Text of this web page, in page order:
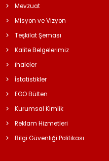
Mevzuat
Misyon ve Vizyon
Teşkilat Şeması
Kalite Belgelerimiz
İhaleler
İstatistikler
EGO Bülten
Kurumsal Kimlik
Reklam Hizmetleri
Bilgi Güvenliği Politikası